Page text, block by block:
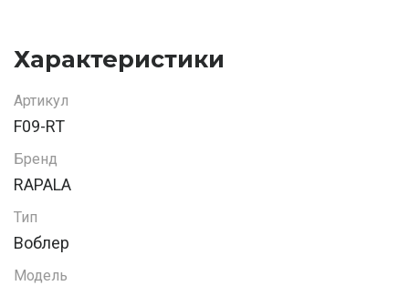
Характеристики
Артикул
F09-RT
Бренд
RAPALA
Тип
Воблер
Модель